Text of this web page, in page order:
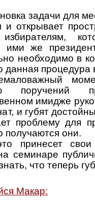
задачи для
и открывает
ими же
необходимо в
данная процедура
поручений
имидже
и губят
проблему для
получаются они.
принесет
семинаре
что теперь
Макар: